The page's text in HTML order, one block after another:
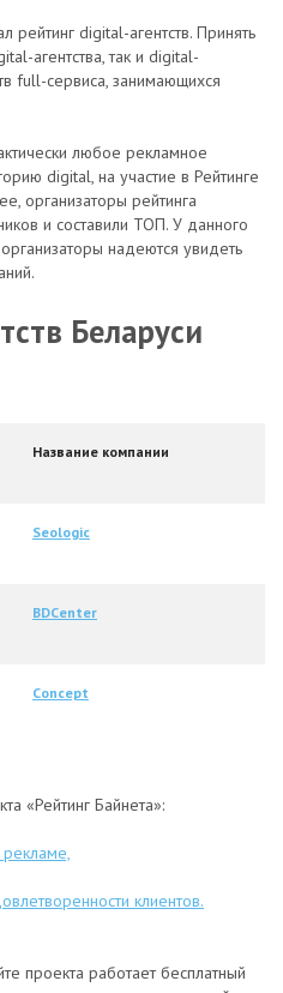
рейтинг digital-агентств. Принять
агентства, так и digital-
full-сервиса, занимающихся
любое рекламное
digital, на участие в Рейтинге
организаторы рейтинга
и составили ТОП. У данного
надеются увидеть
Беларуси
Название компании
Seologic
BDCenter
Concept
«Рейтинг Байнета»:
рекламе,
клиентов.
проекта работает бесплатный